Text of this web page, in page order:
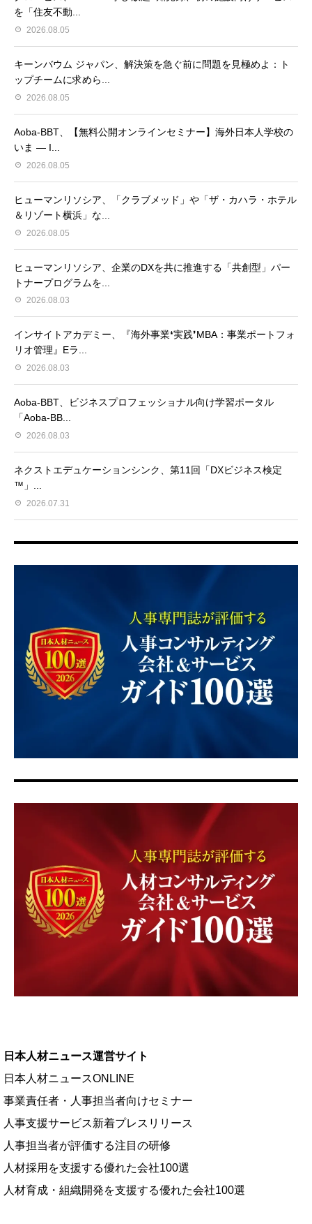
を「住友不動...
2026.08.05
キーンバウム ジャパン、解決策を急ぐ前に問題を見極めよ：ト
ップチームに求めら...
2026.08.05
Aoba-BBT、【無料公開オンラインセミナー】海外日本人学校の
いま ― I...
2026.08.05
ヒューマンリソシア、「クラブメッド」や「ザ・カハラ・ホテル
＆リゾート横浜」な...
2026.08.05
ヒューマンリソシア、企業のDXを共に推進する「共創型」パー
トナープログラムを...
2026.08.03
インサイトアカデミー、『海外事業❛実践❜MBA：事業ポートフォ
リオ管理』Eラ...
2026.08.03
Aoba-BBT、ビジネスプロフェッショナル向け学習ポータル
「Aoba-BB...
2026.08.03
ネクストエデュケーションシンク、第11回「DXビジネス検定
™」...
2026.07.31
日本人材ニュース運営サイト
日本人材ニュースONLINE
事業責任者・人事担当者向けセミナー
人事支援サービス新着プレスリリース
人事担当者が評価する注目の研修
人材採用を支援する優れた会社100選
人材育成・組織開発を支援する優れた会社100選